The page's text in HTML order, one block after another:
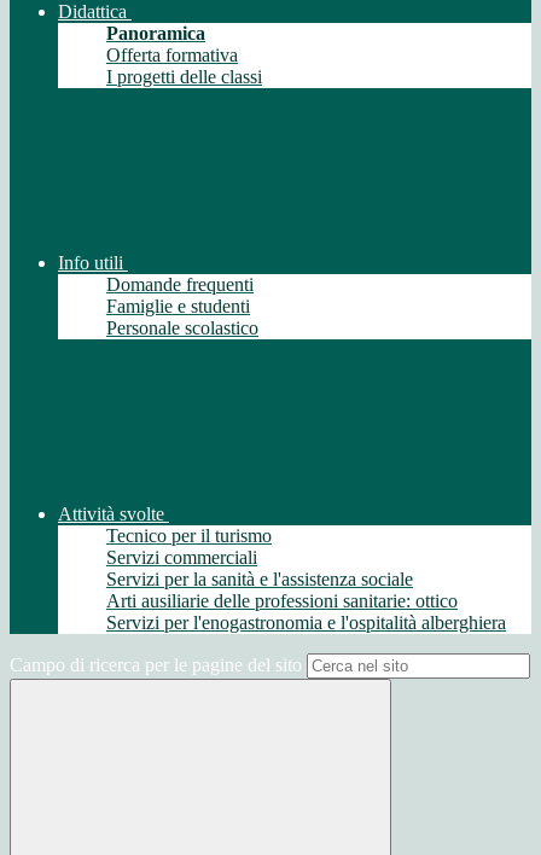
Didattica
Panoramica
Offerta formativa
I progetti delle classi
Info utili
Domande frequenti
Famiglie e studenti
Personale scolastico
Attività svolte
Tecnico per il turismo
Servizi commerciali
Servizi per la sanità e l'assistenza sociale
Arti ausiliarie delle professioni sanitarie: ottico
Servizi per l'enogastronomia e l'ospitalità alberghiera
Campo di ricerca per le pagine del sito